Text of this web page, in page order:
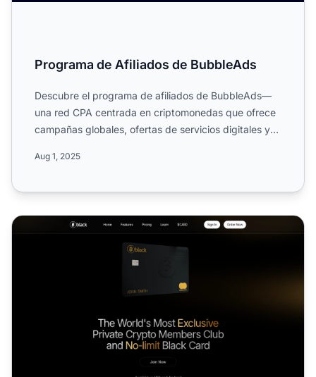
Programa de Afiliados de BubbleAds
Descubre el programa de afiliados de BubbleAds—
una red CPA centrada en criptomonedas que ofrece
campañas globales, ofertas de servicios digitales y
Aug 1, 2025
Programa de Afiliados de Bitcoin Black